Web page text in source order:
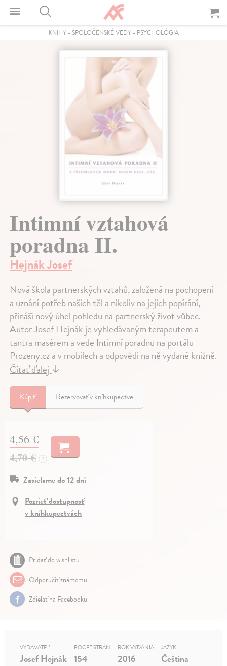
KNIHY- SPOLOČENSKÉ VEDY- PSYCHOLÓGIA
Intimní vztahová
poradna II.
Hejnák Josef
Nová škola partnerských vztahů, založená na pochopení
a uznání potřeb našich těl a nikoliv na jejich popírání,
přináší nový úhel pohledu na partnerský život vůbec.
Autor Josef Hejnák je vyhledávaným terapeutem a
tantra masérem a vede Intimní poradnu na portálu
Prozeny.cz a v mobilech a odpovědi na ně vydané knižně.
Čítať ďalej↓
Kúpiť Rezervovať v kníhkupectve
4,56 €
4,70 €
?
Zasielame do 12 dní
Pozrieť dostupnosť
v kníhkupectvách
Pridať do wishlistu
Odporučiť známemu
Zdielať na Facebooku
VYDAVATEĽ
Josef Hejnák
POČET STRÁN
154
ROK VYDANIA
2016
JAZYK
Čeština